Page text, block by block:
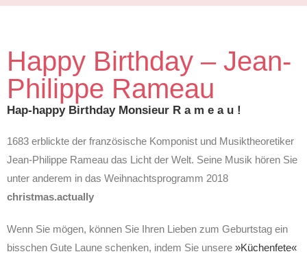
Happy Birthday – Jean-
Philippe Rameau
Hap-happy Birthday Monsieur R a m e a u !
1683 erblickte der französische Komponist und Musiktheoretiker
Jean-Philippe Rameau das Licht der Welt. Seine Musik hören Sie
unter anderem in das Weihnachtsprogramm 2018
christmas.actually
Wenn Sie mögen, können Sie Ihren Lieben zum Geburtstag ein
bisschen Gute Laune schenken, indem Sie unsere »Küchenfete«